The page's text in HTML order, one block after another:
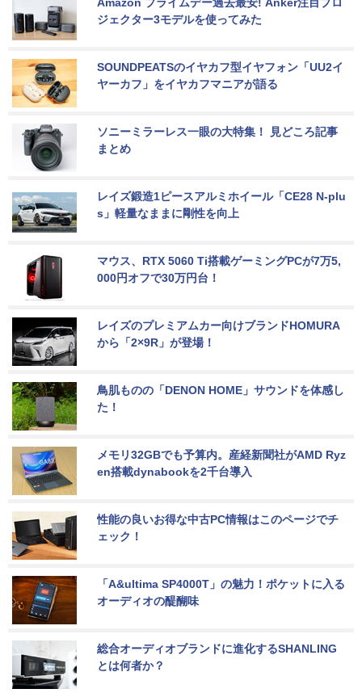
Amazon プライムデー過去最安! Anker注目プロ
ジェクター3モデルを使ってみた
SOUNDPEATSのイヤカフ型イヤフォン「UU2イ
ヤーカフ」をイヤカフマニアが語る
ソニーミラーレス一眼の大特集！ 見どころ記事
まとめ
レイズ鍛造1ピースアルミホイール「CE28 N-plu
s」軽量なままに剛性を向上
マウス、RTX 5060 Ti搭載ゲーミングPCが7万5,
000円オフで30万円台！
レイズのプレミアムカー向けブランドHOMURA
から「2×9R」が登場！
鳥肌ものの「DENON HOME」サウンドを体感し
た！
メモリ32GBでも予算内。産経新聞社がAMD Ryz
en搭載dynabookを2千台導入
性能の良いお得な中古PC情報はこのページでチ
ェック！
「A&ultima SP4000T」の魅力！ポケットに入る
オーディオの醍醐味
総合オーディオブランドに進化するSHANLING
とは何者か？